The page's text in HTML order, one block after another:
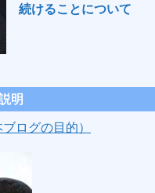
続けることについて
明
ログの目的）